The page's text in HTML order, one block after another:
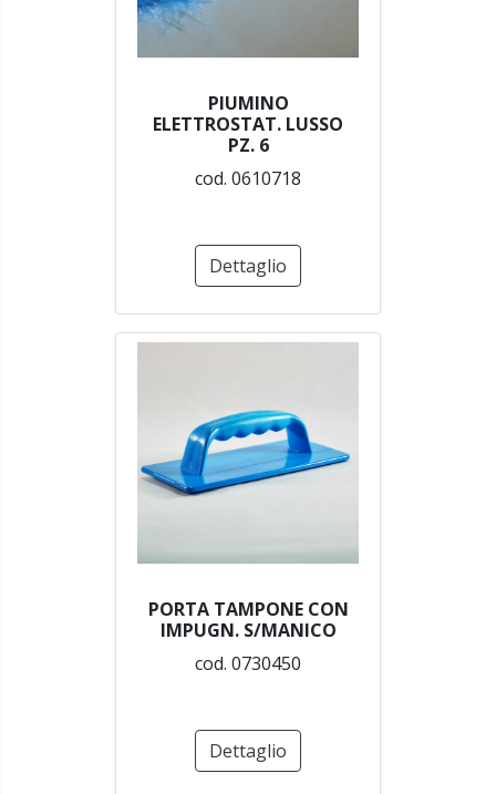
PIUMINO
ELETTROSTAT. LUSSO
PZ. 6
cod. 0610718
Dettaglio
PORTA TAMPONE CON
IMPUGN. S/MANICO
cod. 0730450
Dettaglio